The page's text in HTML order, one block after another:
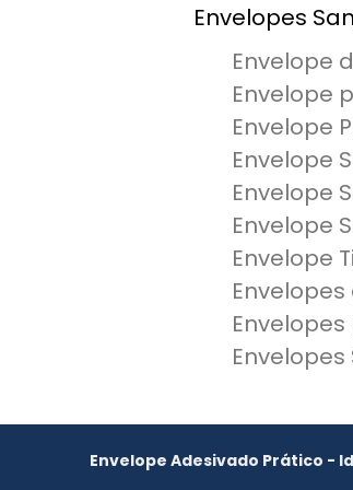
Envelopes
Envelope
Envelope
Envelope
Envelope
Envelope
Envelope
Envelope
Envelope Adesivado Prático -